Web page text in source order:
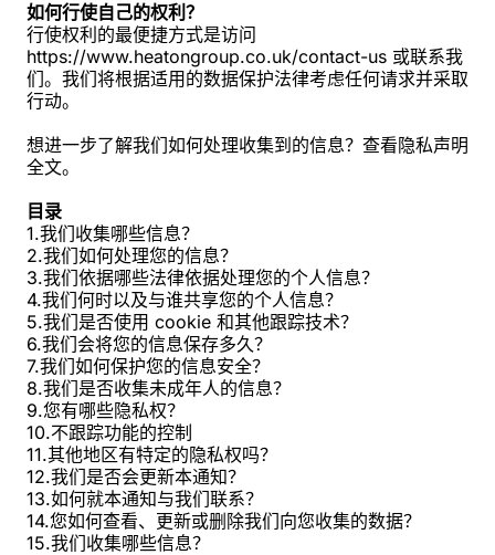
如何行使自己的权利？
行使权利的最便捷方式是访问
https://www.heatongroup.co.uk/contact-us 或联系我
们。我们将根据适用的数据保护法律考虑任何请求并采取
行动。
想进一步了解我们如何处理收集到的信息？查看隐私声明
全文。
目录
1.我们收集哪些信息？
2.我们如何处理您的信息？
3.我们依据哪些法律依据处理您的个人信息？
4.我们何时以及与谁共享您的个人信息？
5.我们是否使用 cookie 和其他跟踪技术？
6.我们会将您的信息保存多久？
7.我们如何保护您的信息安全？
8.我们是否收集未成年人的信息？
9.您有哪些隐私权？
10.不跟踪功能的控制
11.其他地区有特定的隐私权吗？
12.我们是否会更新本通知？
13.如何就本通知与我们联系？
14.您如何查看、更新或删除我们向您收集的数据？
15.我们收集哪些信息？